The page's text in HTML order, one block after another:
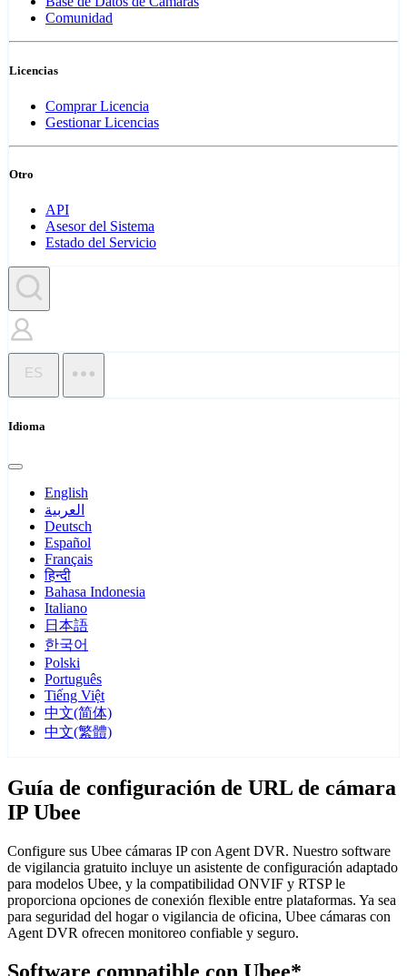
Comunidad
Licencias
Comprar Licencia
Gestionar Licencias
Otro
API
Asesor del Sistema
Estado del Servicio
ES
Idioma
English
العربية
Deutsch
Español
Français
हिन्दी
Bahasa Indonesia
Italiano
日本語
한국어
Polski
Português
Tiếng Việt
中文(简体)
中文(繁體)
Guía de configuración de URL de cámara
IP Ubee
Configure sus Ubee cámaras IP con Agent DVR. Nuestro software
de vigilancia gratuito incluye un asistente de configuración adaptado
para modelos Ubee, y la compatibilidad ONVIF y RTSP le
proporciona opciones de conexión flexible entre plataformas. Ya sea
para seguridad del hogar o vigilancia de oficina, Ubee cámaras con
Agent DVR ofrecen monitoreo confiable y seguro.